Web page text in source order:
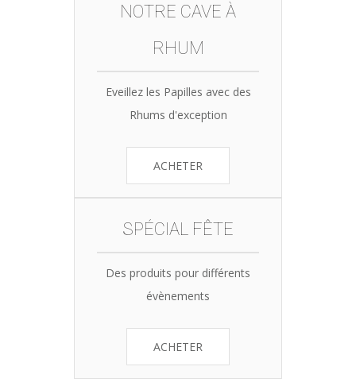
NOTRE CAVE À
RHUM
Eveillez les Papilles avec des
Rhums d'exception
ACHETER
SPÉCIAL FÊTE
Des produits pour différents
évènements
ACHETER